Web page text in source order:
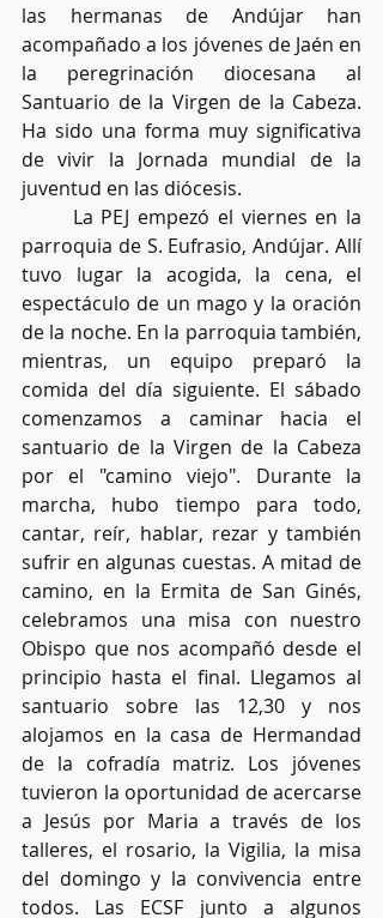
las hermanas de Andújar han
acompañado a los jóvenes de Jaén en
la peregrinación diocesana al
Santuario de la Virgen de la Cabeza.
Ha sido una forma muy significativa
de vivir la Jornada mundial de la
juventud en las diócesis.
parroquia de S. Eufrasio, Andújar. Allí
tuvo lugar la acogida, la cena, el
espectáculo de un mago y la oración
de la noche. En la parroquia también,
mientras, un equipo preparó la
comida del día siguiente. El sábado
comenzamos a caminar hacia el
santuario de la Virgen de la Cabeza
por el "camino viejo". Durante la
marcha, hubo tiempo para todo,
cantar, reír, hablar, rezar y también
sufrir en algunas cuestas. A mitad de
camino, en la Ermita de San Ginés,
celebramos una misa con nuestro
Obispo que nos acompañó desde el
principio hasta el final. Llegamos al
santuario sobre las 12,30 y nos
alojamos en la casa de Hermandad
de la cofradía matriz. Los jóvenes
tuvieron la oportunidad de acercarse
a Jesús por Maria a través de los
talleres, el rosario, la Vigilia, la misa
del domingo y la convivencia entre
todos. Las ECSF junto a algunos